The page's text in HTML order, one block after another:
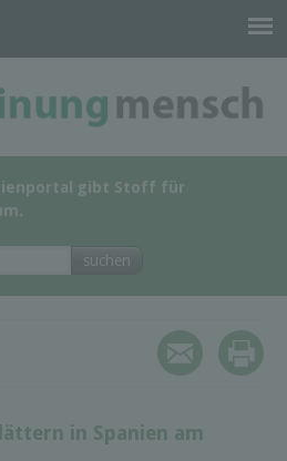
gibt Stoff für
in Spanien am